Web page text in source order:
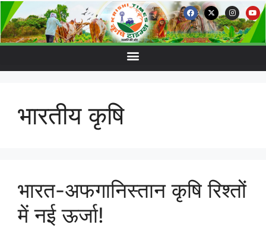
भारतीय कृषि
भारत-अफगानिस्तान कृषि रिश्तों
में नई ऊर्जा!